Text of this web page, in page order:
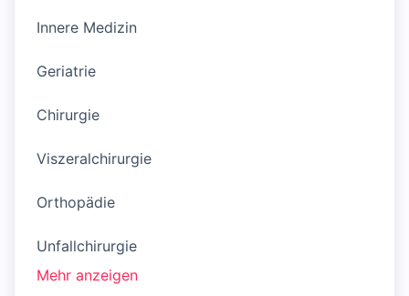
Innere Medizin
Geriatrie
Chirurgie
Viszeralchirurgie
Orthopädie
Unfallchirurgie
Mehr anzeigen